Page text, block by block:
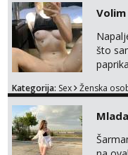
što
bilo
tamo,
Kategorija: Sex Ženska